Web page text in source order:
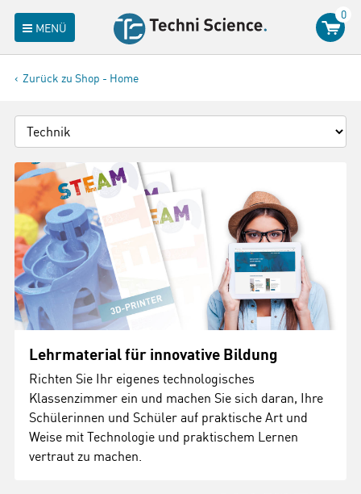
MENÜ
0
Zurück zu Shop - Home
Lehrmaterial für innovative Bildung
Richten Sie Ihr eigenes technologisches
Klassenzimmer ein und machen Sie sich daran, Ihre
Schülerinnen und Schüler auf praktische Art und
Weise mit Technologie und praktischem Lernen
vertraut zu machen.